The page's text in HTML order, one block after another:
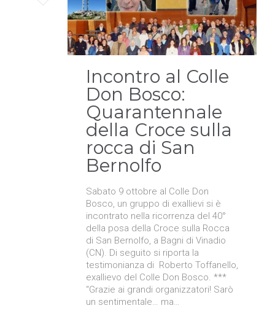
Incontro al Colle
Don Bosco:
Quarantennale
della Croce sulla
rocca di San
Bernolfo
Sabato 9 ottobre al Colle Don
Bosco, un gruppo di exallievi si è
incontrato nella ricorrenza del 40°
della posa della Croce sulla Rocca
di San Bernolfo, a Bagni di Vinadio
(CN). Di seguito si riporta la
testimonianza di Roberto Toffanello,
exallievo del Colle Don Bosco. ***
“Grazie ai grandi organizzatori! Sarò
un sentimentale… ma…